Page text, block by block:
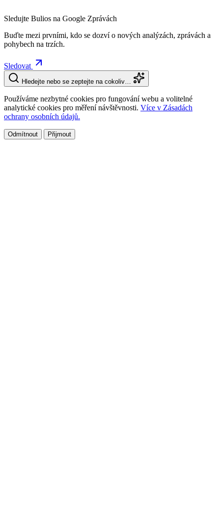
Sledujte Bulios na Google Zprávách
Buďte mezi prvními, kdo se dozví o nových analýzách, zprávách a
pohybech na trzích.
Sledovat
Hledejte nebo se zeptejte na cokoliv…
Používáme nezbytné cookies pro fungování webu a volitelné
analytické cookies pro měření návštěvnosti. Více v Zásadách
ochrany osobních údajů.
Odmítnout Přijmout